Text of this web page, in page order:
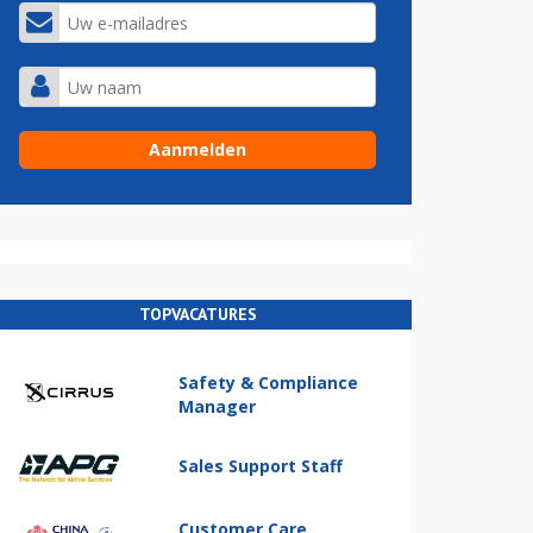
TOPVACATURES
Safety & Compliance
Manager
Sales Support Staff